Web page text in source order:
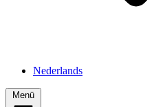
Nederlands
Menü